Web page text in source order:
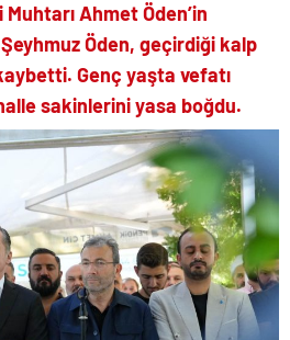
Ahmet Öden’in
Öden, geçirdiği kalp
Genç yaşta vefatı
sakinlerini yasa boğdu.